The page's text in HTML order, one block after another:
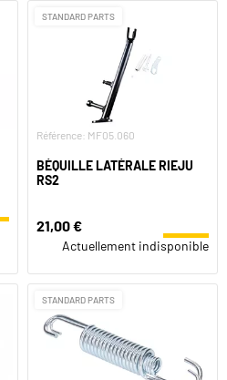
STANDARD PARTS
Référence: MF05.060
BÉQUILLE LATÉRALE RIEJU
RS2
21,00 €
Actuellement indisponible
STANDARD PARTS